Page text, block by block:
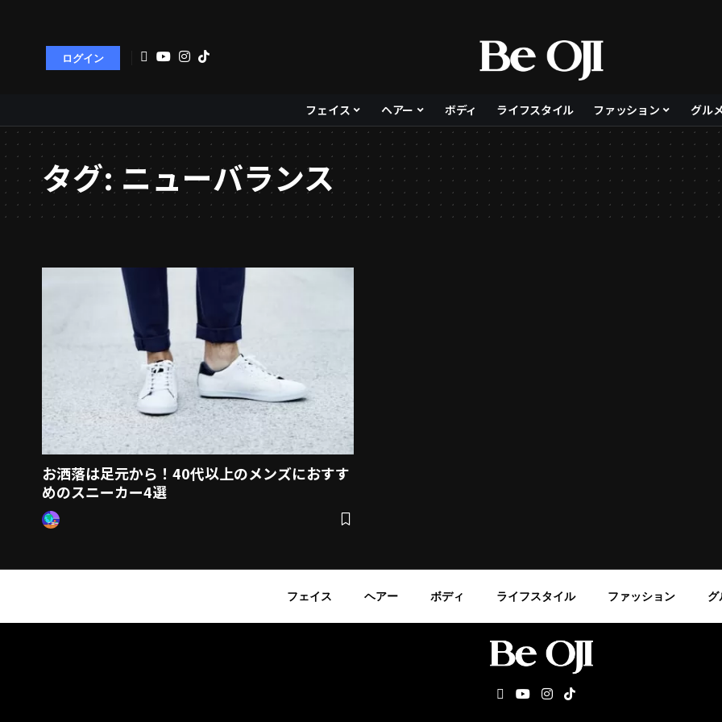
ログイン
フェイス ヘアー ボディ ライフスタイル ファッション グル
タグ:ニューバランス
お洒落は足元から！40代以上のメンズにおすす
めのスニーカー4選
フェイス ヘアー ボディ ライフスタイル ファッション グ